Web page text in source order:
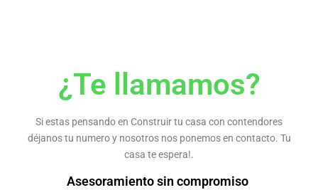
¿Te llamamos?
Si estas pensando en Construir tu casa con contendores
déjanos tu numero y nosotros nos ponemos en contacto. Tu
casa te espera!.
Asesoramiento sin compromiso